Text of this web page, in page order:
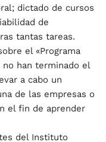
dictado de cursos
de
tantas tareas.
el «Programa
no han terminado el
a cabo un
de las empresas o
el fin de aprender
del Instituto